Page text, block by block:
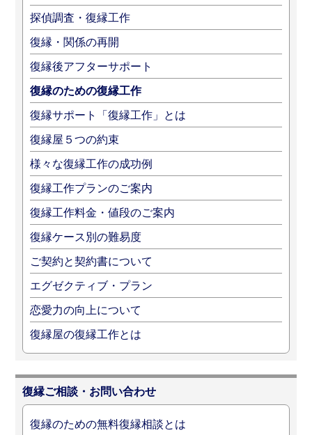
探偵調査・復縁工作
復縁・関係の再開
復縁後アフターサポート
復縁のための復縁工作
復縁サポート「復縁工作」とは
復縁屋５つの約束
様々な復縁工作の成功例
復縁工作プランのご案内
復縁工作料金・値段のご案内
復縁ケース別の難易度
ご契約と契約書について
エグゼクティブ・プラン
恋愛力の向上について
復縁屋の復縁工作とは
復縁ご相談・お問い合わせ
復縁のための無料復縁相談とは